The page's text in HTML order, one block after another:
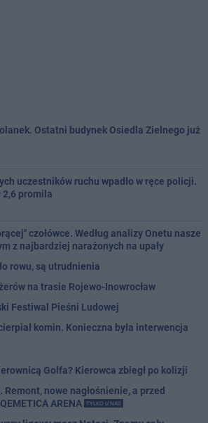
Ostatni budynek Osiedla Zielnego już
uczestników ruchu wpadło w ręce policji.
2,6 promila
czołówce. Według analizy Onetu nasze
z najbardziej narażonych na upały
rowu, są utrudnienia
na trasie Rojewo-Inowrocław
Festiwal Pieśni Ludowej
komin. Konieczna była interwencja
Golfa? Kierowca zbiegł po kolizji
nowe nagłośnienie, a przed
ARENA
TYLKO U NAS